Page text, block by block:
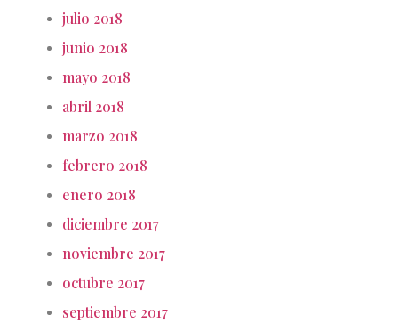
julio 2018
junio 2018
mayo 2018
abril 2018
marzo 2018
febrero 2018
enero 2018
diciembre 2017
noviembre 2017
octubre 2017
septiembre 2017